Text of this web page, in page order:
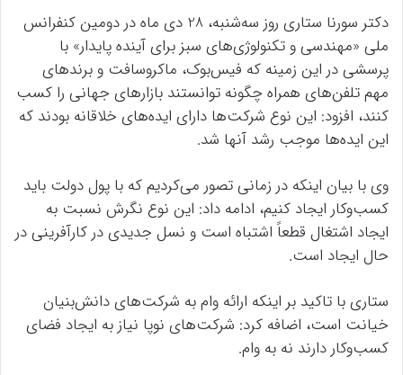
دکتر سورنا ستاری روز سه‌شنبه، 28 دی ماه در دومین کنفرانس
ملی «مهندسی و تکنولوژی‌های سبز برای آینده پایدار» با
پرسشی در این زمینه که فیس‌بوک، ماکروسافت و برندهای
مهم تلفن‌های همراه چگونه توانستند بازارهای جهانی را کسب
کنند، افزود: این نوع شرکت‌ها دارای ایده‌های خلاقانه بودند که
این ایده‌ها موجب رشد آنها شد.
وی با بیان اینکه در زمانی تصور می‌کردیم که با پول دولت باید
کسب‌وکار ایجاد کنیم، ادامه داد: این نوع نگرش نسبت به
ایجاد اشتغال قطعاً اشتباه است و نسل جدیدی در کارآفرینی در
حال ایجاد است.
ستاری با تاکید بر اینکه ارائه وام به شرکت‌های دانش‌بنیان
خیانت است، اضافه کرد: شرکت‌های نوپا نیاز به ایجاد فضای
کسب‌وکار دارند نه به وام.